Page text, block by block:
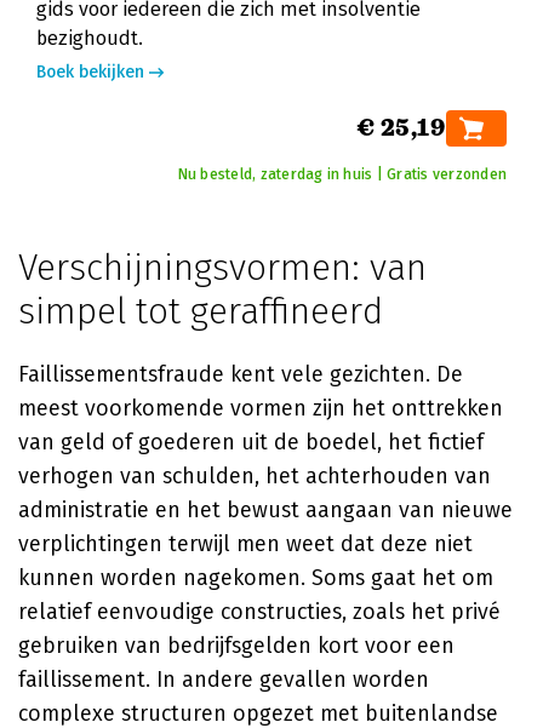
gids voor iedereen die zich met insolventie
bezighoudt.
Boek bekijken
€ 25,19
Nu besteld, zaterdag in huis | Gratis verzonden
Verschijningsvormen: van
simpel tot geraffineerd
Faillissementsfraude kent vele gezichten. De
meest voorkomende vormen zijn het onttrekken
van geld of goederen uit de boedel, het fictief
verhogen van schulden, het achterhouden van
administratie en het bewust aangaan van nieuwe
verplichtingen terwijl men weet dat deze niet
kunnen worden nagekomen. Soms gaat het om
relatief eenvoudige constructies, zoals het privé
gebruiken van bedrijfsgelden kort voor een
faillissement. In andere gevallen worden
complexe structuren opgezet met buitenlandse